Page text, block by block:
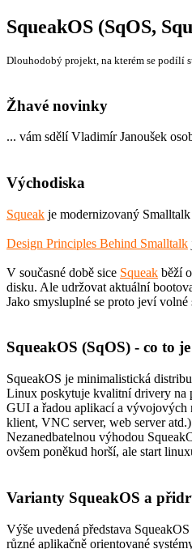
SqueakOS (SqOS,
Dlouhodobý projekt, na kterém se podílí
Žhavé novinky
... vám sdělí Vladimír Janoušek
Východiska
Squeak je modernizovaný
Design Principles Behind Smalltalk
V současné době sice Squeak běží
disku. Ale udržovat aktuální
Jako smysluplné se proto jeví
SqueakOS (SqOS) - co to je
SqueakOS je minimalistická
Linux poskytuje kvalitní drivery na
GUI a řadou aplikací a vývojových
klient, VNC server, web server atd.)
Nezanedbatelnou výhodou
ovšem poněkud horší, ale start
Varianty SqueakOS a
Výše uvedená představa
různé aplikačně orientované